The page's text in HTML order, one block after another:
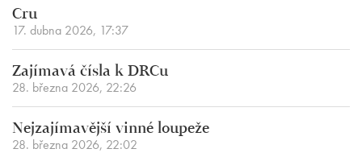
Cru
17. dubna 2026, 17:37
Zajímavá čísla k DRCu
28. března 2026, 22:26
Nejzajímavější vinné loupeže
28. března 2026, 22:02